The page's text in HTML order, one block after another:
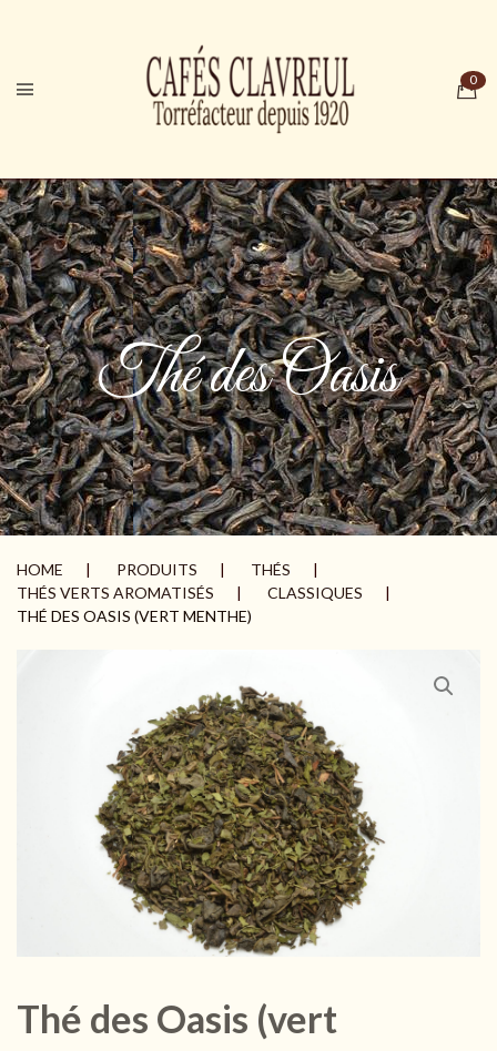
Thé des Oasis
HOME PRODUITS
THÉS
THÉS VERTS AROMATISÉS
CLASSIQUES
THÉ DES OASIS (VERT MENTHE)
Thé des Oasis (vert